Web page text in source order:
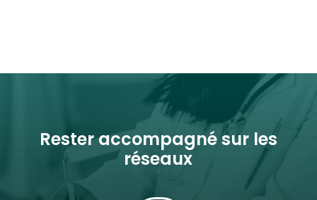
Rester accompagné sur les
réseaux